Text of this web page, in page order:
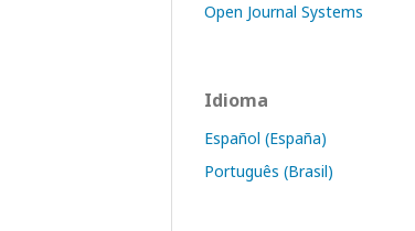
Open Journal Systems
Idioma
Español (España)
Português (Brasil)